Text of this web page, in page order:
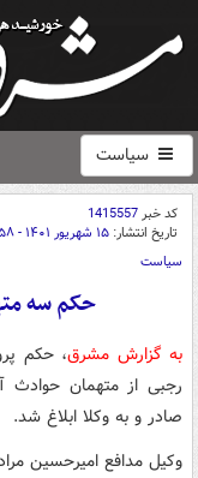
سیاست
کد خبر1415557
تاریخ انتشار: ۱۵ شهریور ۱۴۰۱ - ۱۱:۵۸
سیاست
حکم سه متهم
به گزارش مشرق، حکم
صادر و به وکلا ابلاغ شد.
وکیل مدافع امیرحسین